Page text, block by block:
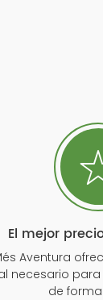
El mejor
Aventura
necesario
de